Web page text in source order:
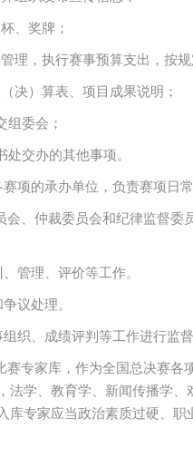
、奖牌；
理，执行赛事预算支出，按
决）算表、项目成果说明；
组委会；
交办的其他事项。
项的承办单位，负责赛项日
会、仲裁委员会和纪律监督委
管理、评价等工作。
议处理。
织、成绩评判等工作进行监
赛专家库，作为全国总决赛各
法学、教育学、新闻传播学
库专家应当政治素质过硬、